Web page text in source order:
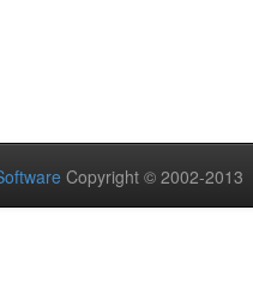
Copyright © 2002-2013